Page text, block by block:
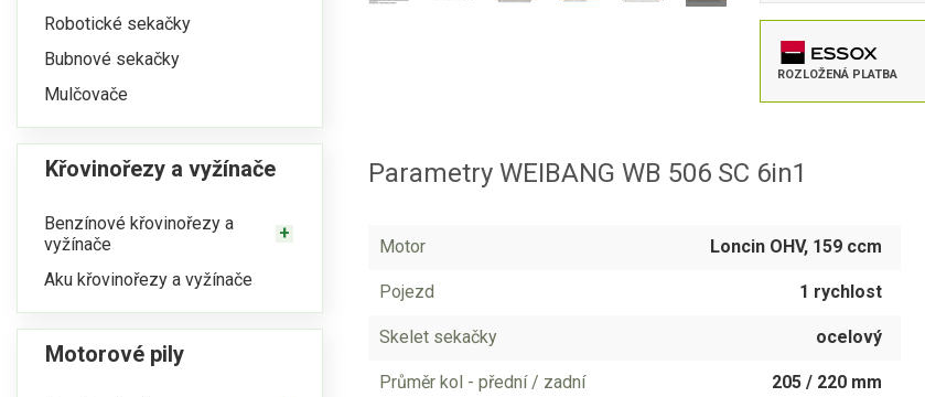
Robotické sekačky
Bubnové sekačky
Mulčovače
Křovinořezy a vyžínače
Benzínové křovinořezy a
vyžínače
Aku křovinořezy a vyžínače
Motorové pily
ROZLOŽENÁ PLATBA
Parametry WEIBANG WB 506 SC 6in1
Motor Loncin OHV, 159 ccm
Pojezd 1 rychlost
Skelet sekačky ocelový
Průměr kol - přední / zadní 205 / 220 mm